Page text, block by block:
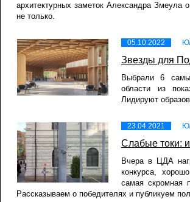
архитектурных заметок Александра
не только.
05.10.2022
Звезды для
Выбрали 6
области из
Лидируют
23.04.2021
Слабые токи:
Вчера в ЦДА
конкурса,
самая скромная
Рассказываем о победителях и публикуем